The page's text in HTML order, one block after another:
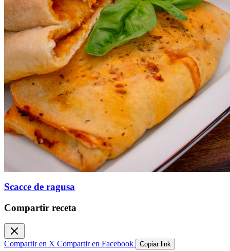
Scacce de ragusa
Compartir receta
Compartir en X Compartir en Facebook Copiar link